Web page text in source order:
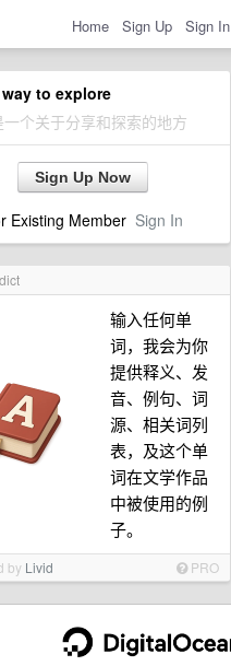
Home Sign Up Sign In
way to explore
一个关于分享和探索的地方
Sign Up Now
Existing Member Sign In
输入任何单
词，我会为你
提供释义、发
音、例句、词
源、相关词列
表，及这个单
词在文学作品
中被使用的例
子。
by Livid PRO